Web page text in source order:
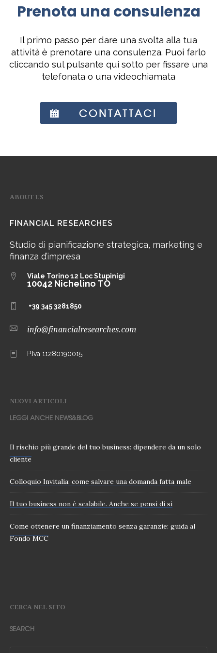
Prenota una consulenza
Il primo passo per dare una svolta alla tua
attività è prenotare una consulenza. Puoi farlo
cliccando sul pulsante qui sotto per fissare una
telefonata o una videochiamata
CONTATTACI
ABOUT US
FINANCIAL RESEARCHES
Studio di pianificazione strategica, marketing e
finanza d’impresa
Viale Torino 12 Loc Stupinigi
10042 Nichelino TO
+39 345 3281850
info@financialresearches.com
P.Iva 11280190015
NUOVI ARTICOLI
LEGGI ANCHE NEWS&BLOG
Il rischio più grande del tuo business: dipendere da un solo
cliente
Colloquio Invitalia: come salvare una domanda fatta male
Il tuo business non è scalabile. Anche se pensi di si
Come ottenere un finanziamento senza garanzie: guida al
Fondo MCC
CERCA NEL SITO
SEARCH